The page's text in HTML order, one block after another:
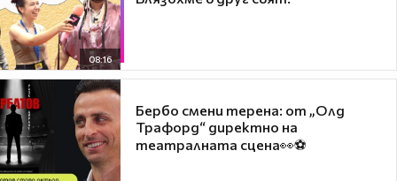
08:16
Бербо смени терена: от „Олд
Трафорд“ директно на
театралната сцена👀⚽